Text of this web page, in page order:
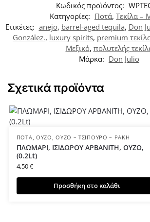
Κωδικός προϊόντος:
Κατηγορίες: Ποτά, Τεκίλα –
Ετικέτες: anejo, barrel-aged tequila, Don
González., luxury spirits, premium
Μεξικό, πολυτελής
Μάρκα: Don Julio
Σχετικά προϊόντα
ΠΟΤΆ, ΟΎΖΟ ,ΟΎΖΟ – ΤΣΊΠΟΥΡΟ – ΡΑΚΉ
ΠΛΩΜΑΡΙ, ΙΣΙΔΩΡΟΥ ΑΡΒΑΝΙΤΗ, ΟΥΖΟ,
(0.2Lt)
4,50€
Προσθήκη στο καλάθι